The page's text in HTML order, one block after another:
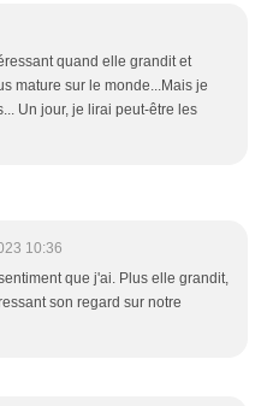
quand elle grandit et
mature sur le monde...Mais je
Un jour, je lirai peut-être les
10:36
que j'ai. Plus elle grandit,
son regard sur notre